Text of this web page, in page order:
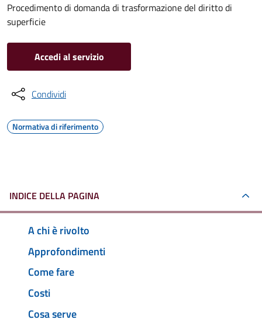
Procedimento di domanda di trasformazione del diritto di
superficie
Accedi al servizio
Condividi
Normativa di riferimento
INDICE DELLA PAGINA
A chi è rivolto
Approfondimenti
Come fare
Costi
Cosa serve